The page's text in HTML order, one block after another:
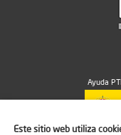
Ayuda
Este sitio web utiliza